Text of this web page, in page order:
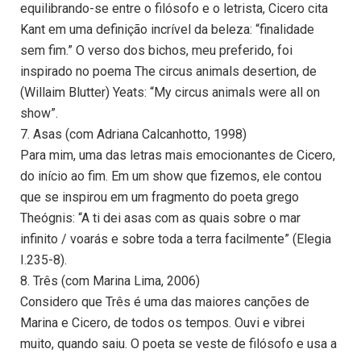
equilibrando-se entre o filósofo e o letrista, Cicero cita
Kant em uma definição incrível da beleza: “finalidade
sem fim.” O verso dos bichos, meu preferido, foi
inspirado no poema The circus animals desertion, de
(Willaim Blutter) Yeats: “My circus animals were all on
show”.
7. Asas (com Adriana Calcanhotto, 1998)
Para mim, uma das letras mais emocionantes de Cicero,
do início ao fim. Em um show que fizemos, ele contou
que se inspirou em um fragmento do poeta grego
Theógnis: “A ti dei asas com as quais sobre o mar
infinito / voarás e sobre toda a terra facilmente” (Elegia
I.235-8).
8. Três (com Marina Lima, 2006)
Considero que Três é uma das maiores canções de
Marina e Cicero, de todos os tempos. Ouvi e vibrei
muito, quando saiu. O poeta se veste de filósofo e usa a